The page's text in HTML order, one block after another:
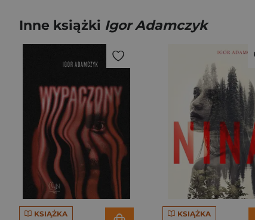
Inne książki Igor Adamczyk
KSIĄŻKA KSIĄŻKA